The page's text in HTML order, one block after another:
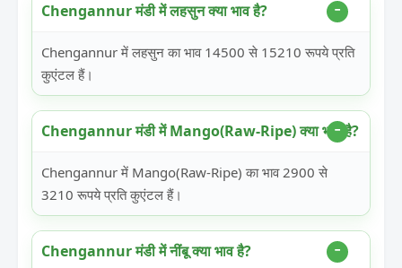
Chengannur मंडी में लहसुन क्या भाव है?
Chengannur में लहसुन का भाव 14500 से 15210 रूपये प्रति
कुएंटल हैं।
Chengannur मंडी में Mango(Raw-Ripe) क्या भाव है?
Chengannur में Mango(Raw-Ripe) का भाव 2900 से
3210 रूपये प्रति कुएंटल हैं।
Chengannur मंडी में नींबू क्या भाव है?